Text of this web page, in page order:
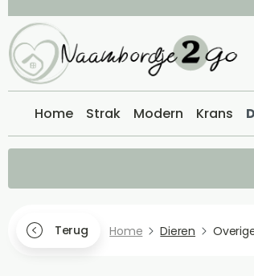
Home Strak Modern Krans
Terug Home Dieren